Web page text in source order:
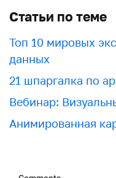
Статьи по теме
Топ 10 мировых
данных
21 шпаргалка по
Вебинар:
Анимированная